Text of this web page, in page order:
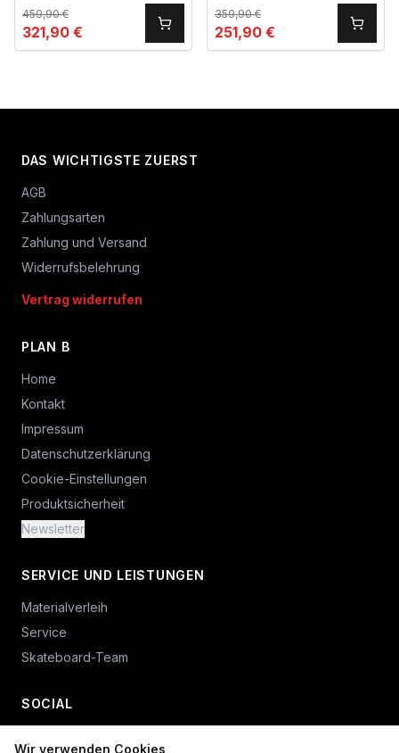
Wir verwenden Cookies
459,90€
321,90 €
359,90€
251,90 €
DAS WICHTIGSTE ZUERST
AGB
Zahlungsarten
Zahlung und Versand
Widerrufsbelehrung
Vertrag widerrufen
PLAN B
Home
Kontakt
Impressum
Datenschutzerklärung
Cookie-Einstellungen
Produktsicherheit
Newsletter
SERVICE UND LEISTUNGEN
Materialverleih
Service
Skateboard-Team
SOCIAL